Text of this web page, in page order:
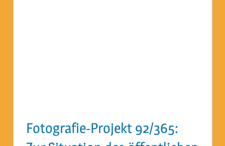
Fotografie-Projekt 92/365: